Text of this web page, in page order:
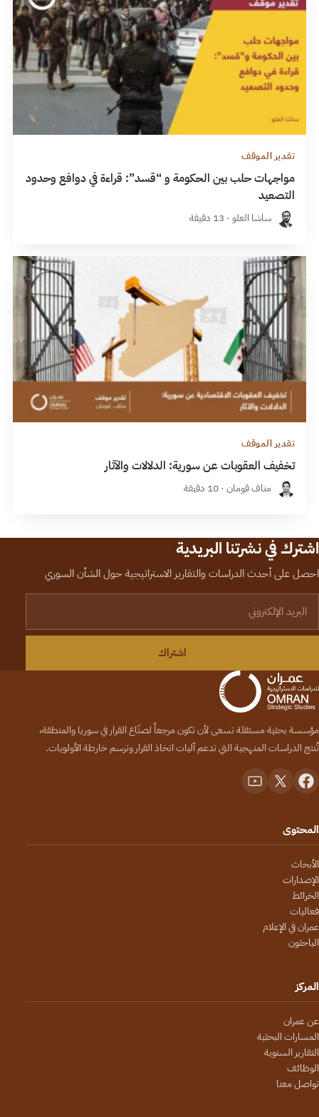
تقدير الموقف
مواجهات حلب بين الحكومة و “قسد”: قراءة في دوافع وحدود
التصعيد
ساشا العلو · 13 دقيقة
تقدير الموقف
تخفيف العقوبات عن سورية: الدلالات والآثار
مناف قومان · 10 دقيقة
اشترك في نشرتنا البريدية
احصل على أحدث الدراسات والتقارير الاستراتيجية حول الشأن السوري
اشتراك
مؤسسة بحثية مستقلة تسعى لأن تكون مرجعاً لصنّاع القرار في سوريا والمنطقة،
تُنتج الدراسات المنهجية التي تدعم آليات اتخاذ القرار وترسم خارطة الأولويات.
المحتوى
الأبحاث
الإصدارات
الخرائط
فعاليات
عمران في الإعلام
الباحثون
المركز
عن عمران
المسارات البحثية
التقارير السنوية
الوظائف
تواصل معنا